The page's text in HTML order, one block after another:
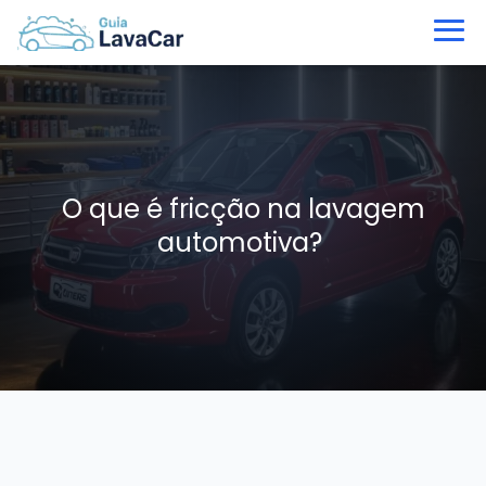
O que é fricção na lavagem
automotiva?